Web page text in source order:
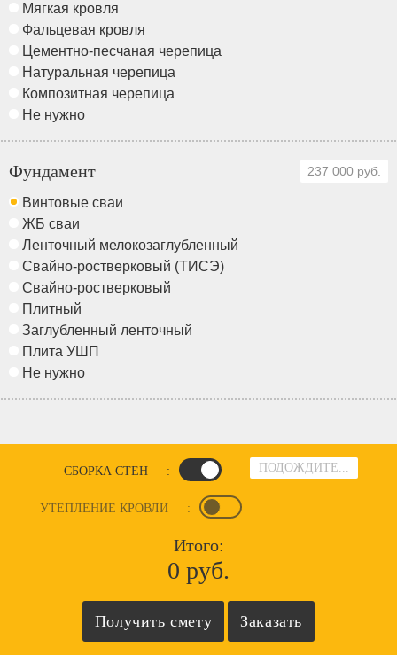
Мягкая кровля
Фальцевая кровля
Цементно-песчаная черепица
Натуральная черепица
Композитная черепица
Не нужно
Фундамент 237 000 руб.
Винтовые сваи
ЖБ сваи
Ленточный мелокозаглубленный
Свайно-ростверковый (ТИСЭ)
Свайно-ростверковый
Плитный
Заглубленный ленточный
Плита УШП
Не нужно
ПОДОЖДИТЕ...
СБОРКА СТЕН :
УТЕПЛЕНИЕ КРОВЛИ :
Итого:
0 руб.